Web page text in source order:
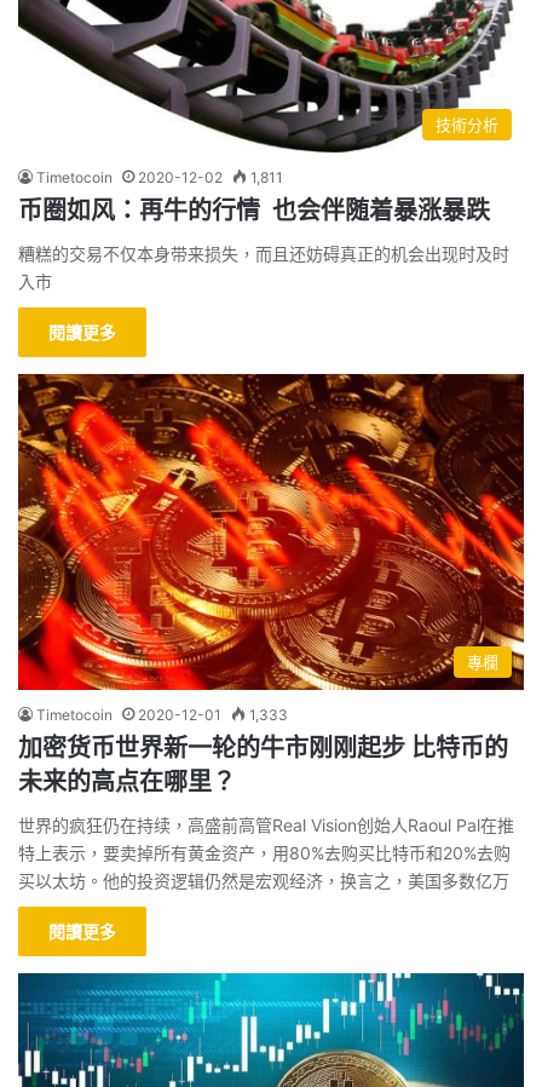
技術分析
Timetocoin 2020-12-02 1,811
币圈如风：再牛的行情 也会伴随着暴涨暴跌
糟糕的交易不仅本身带来损失，而且还妨碍真正的机会出现时及时
入市
閱讀更多
專欄
Timetocoin 2020-12-01 1,333
加密货币世界新一轮的牛市刚刚起步 比特币的
未来的高点在哪里？
世界的疯狂仍在持续，高盛前高管Real Vision创始人Raoul Pal在推
特上表示，要卖掉所有黄金资产，用80%去购买比特币和20%去购
买以太坊。他的投资逻辑仍然是宏观经济，换言之，美国多数亿万
閱讀更多